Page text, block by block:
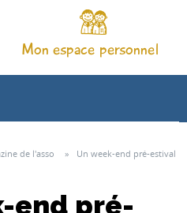
Mon espace personnel
séjours
de l'asso »
Un week-end pré-estival
end pré-